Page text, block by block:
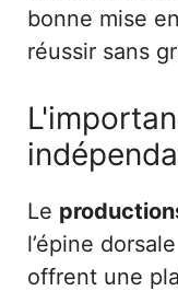
bonne mise
réussir sans
Le
l’épine
offrent une